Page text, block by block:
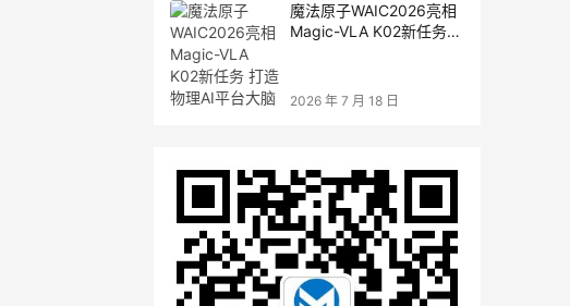
魔法原子WAIC2026亮相
Magic-VLA K02新任务
2026 年 7 月 18 日